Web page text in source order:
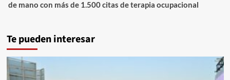
de mano con más de 1.500 citas de terapia ocupacional
Te pueden interesar